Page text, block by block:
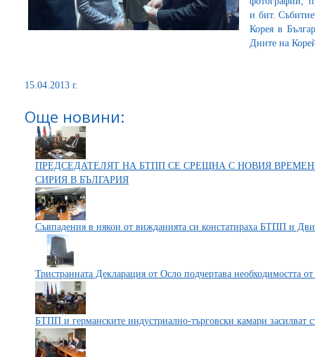
и бит.
Корея в
Дните на
15.04.2013 г.
Още новини:
ПРЕДСЕДАТЕЛЯТ НА БТПП СЕ СРЕЩНА С НОВИЯ
СИРИЯ В БЪЛГАРИЯ
Съвпадения в някои от вижданията си констатираха БТПП и
Тристранната Декларация от Осло подчертава необходимостта
БТПП и германските индустриално-търговски камари засилват